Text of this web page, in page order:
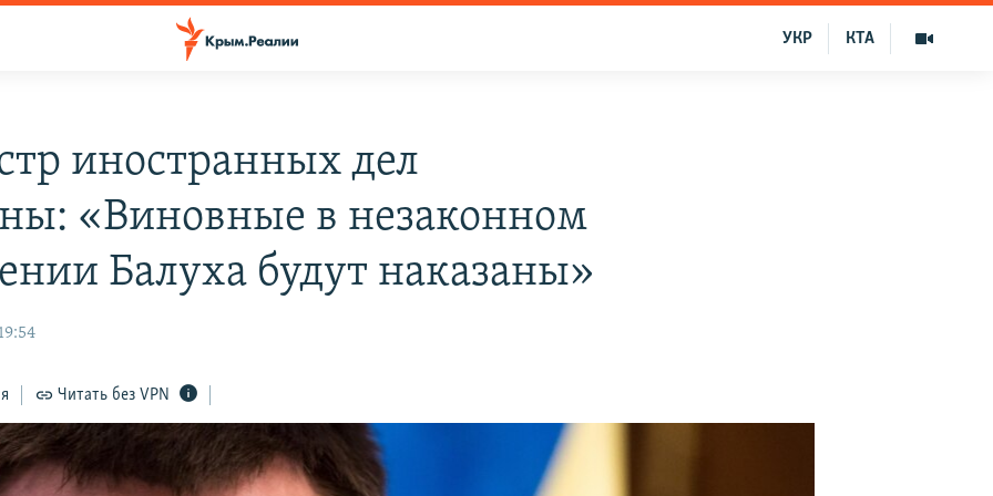
КТА
УКР
иностранных дел
«Виновные в незаконном
Балуха будут наказаны»
Читать без VPN